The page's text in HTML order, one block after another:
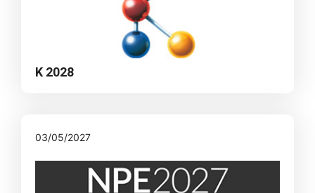
K 2028
03/05/2027